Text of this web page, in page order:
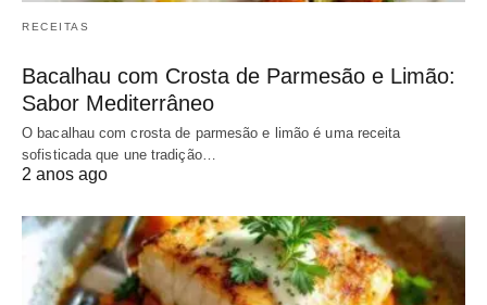
RECEITAS
Bacalhau com Crosta de Parmesão e Limão:
Sabor Mediterrâneo
O bacalhau com crosta de parmesão e limão é uma receita
sofisticada que une tradição…
2 anos ago